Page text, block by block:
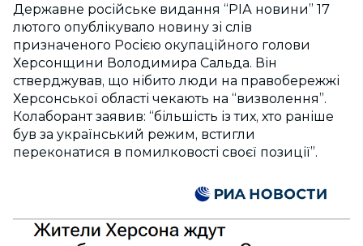
Державне російське видання “РІА новини” 17
лютого опублікувало новину зі слів
призначеного Росією окупаційного голови
Херсонщини Володимира Сальда. Він
стверджував, що нібито люди на правобережжі
Херсонської області чекають на “визволення”.
Колаборант заявив: “більшість із тих, хто раніше
був за український режим, встигли
переконатися в помилковості своєї позиції”.